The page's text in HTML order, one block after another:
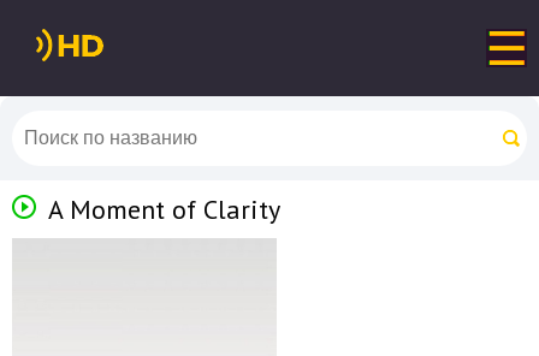
A Moment of Clarity